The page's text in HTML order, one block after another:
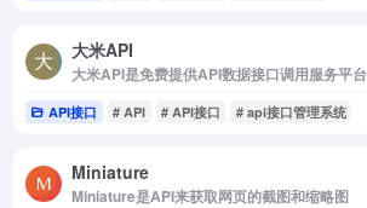
大米API
大米API是免费提供API数据接口调用服务平台
API接口 # API # API接口 # api接口管理系统
Miniature
Miniature是API来获取网页的截图和缩略图